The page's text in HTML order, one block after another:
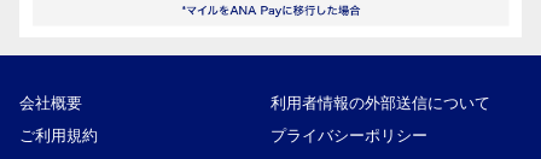
会社概要
利用者情報の外部送信について
ご利用規約
プライバシーポリシー